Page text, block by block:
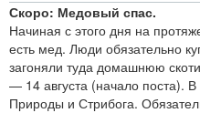
Скоро: Медовый спас.
Начиная с этого дня на
есть мед. Люди обязательно
загоняли туда домашнюю
— 14 августа (начало поста).
Природы и Стрибога.